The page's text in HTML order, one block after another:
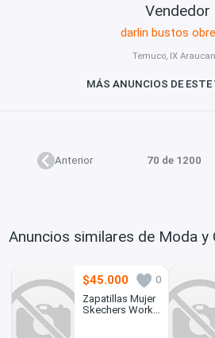
Vendedor
darlin bustos
Temuco, IX
MÁS ANUNCIOS DE ESTE
Anterior 70 de 1200
Anuncios similares de Moda y
$45.000
0
Zapatillas Mujer
Skechers Work